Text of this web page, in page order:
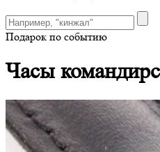
Подарок по событию
Часы